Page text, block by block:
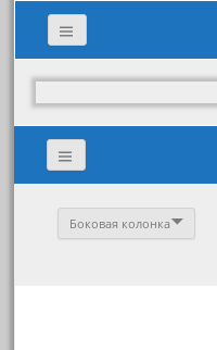
Боковая колонка